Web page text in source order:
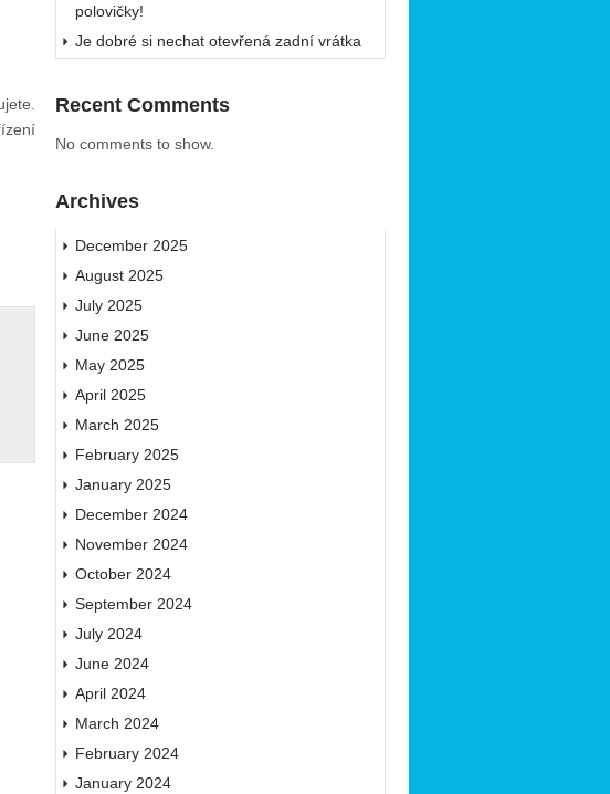
polovičky!
Je dobré si nechat otevřená zadní vrátka
Recent Comments
No comments to show.
Archives
December 2025
August 2025
July 2025
June 2025
May 2025
April 2025
March 2025
February 2025
January 2025
December 2024
November 2024
October 2024
September 2024
July 2024
June 2024
April 2024
March 2024
February 2024
January 2024